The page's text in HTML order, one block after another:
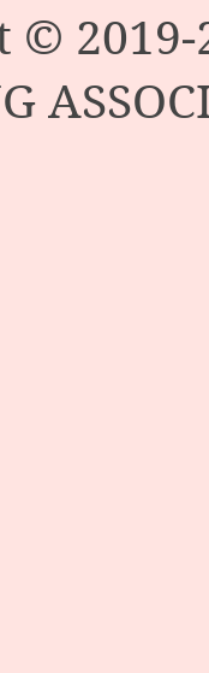
2019-